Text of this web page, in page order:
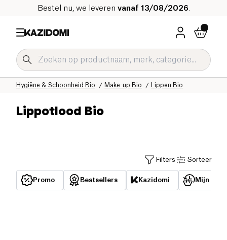
Bestel nu, we leveren vanaf 13/08/2026
Lippen Bio
Make-up Bio
Hygiëne & Schoonheid Bio
Onze biologische catalogus
Home
Lippotlood Bio
Filters Sorteer
Promo Bestsellers Kazidomi Mijn